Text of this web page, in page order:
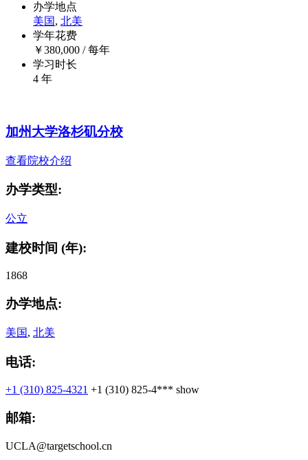
办学地点
美国, 北美
学年花费
￥380,000 / 每年
学习时长
4 年
加州大学洛杉矶分校
查看院校介绍
办学类型:
公立
建校时间 (年):
1868
办学地点:
美国, 北美
电话:
+1 (310) 825-4321 +1 (310) 825-4*** show
邮箱:
UCLA@targetschool.cn